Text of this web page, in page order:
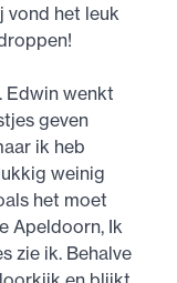
vond het leuk
wenkt
geven
ik heb
weinig
het moet
Apeldoorn, Ik
zie ik. Behalve